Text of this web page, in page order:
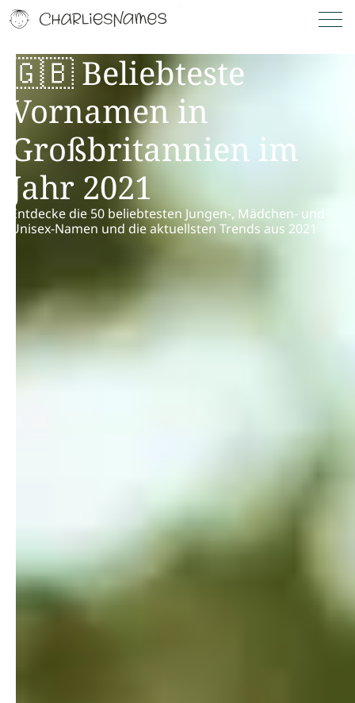
🇬🇧 Beliebteste
Vornamen in
Großbritannien im
Jahr 2021
Entdecke die 50 beliebtesten Jungen-, Mädchen- und
Unisex-Namen und die aktuellsten Trends aus 2021